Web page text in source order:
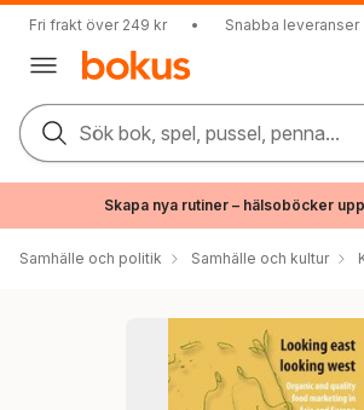
Fri frakt över 249 kr • Snabba leveranser
Sök bok, spel, pussel, penna...
Skapa nya rutiner – hälsoböcker
Samhälle och politik Samhälle och kultur